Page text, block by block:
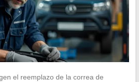
el reemplazo de la correa de